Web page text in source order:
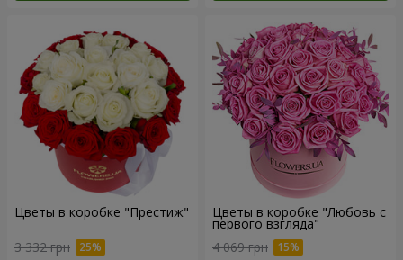
Цветы в коробке "Престиж"
3 332 грн
Цветы в коробке "Любовь с
первого взгляда"
4 069 грн